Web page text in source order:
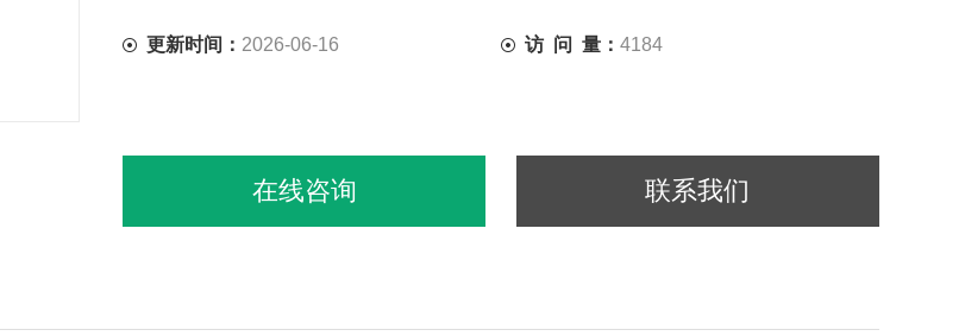
更新时间： 2026-06-16 访 问 量： 4184
在线咨询 联系我们